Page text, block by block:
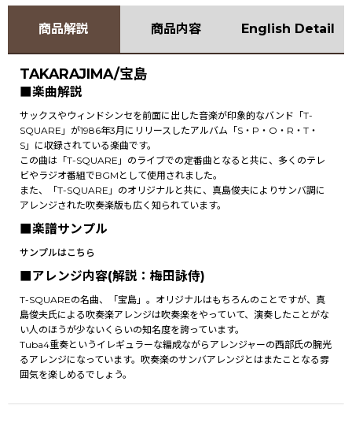
商品解説 商品内容 English Detail
TAKARAJIMA/宝島
■楽曲解説
サックスやウィンドシンセを前面に出した音楽が印象的なバンド「T-
SQUARE」が1986年3月にリリースしたアルバム「S・P・O・R・T・
S」に収録されている楽曲です。
この曲は「T-SQUARE」のライブでの定番曲となると共に、多くのテレ
ビやラジオ番組でBGMとして使用されました。
また、「T-SQUARE」のオリジナルと共に、真島俊夫によりサンバ調に
アレンジされた吹奏楽版も広く知られています。
■楽譜サンプル
サンプルはこちら
■アレンジ内容(解説：梅田詠侍)
T-SQUAREの名曲、「宝島」。オリジナルはもちろんのことですが、真
島俊夫氏による吹奏楽アレンジは吹奏楽をやっていて、演奏したことがな
い人のほうが少ないくらいの知名度を誇っています。
Tuba4重奏というイレギュラーな編成ながらアレンジャーの西部氏の腕光
るアレンジになっています。吹奏楽のサンバアレンジとはまたことなる雰
囲気を楽しめるでしょう。